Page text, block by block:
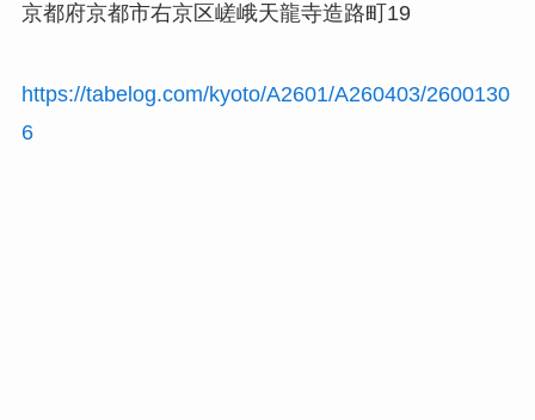
京都府京都市右京区嵯峨天龍寺造路町19
https://tabelog.com/kyoto/A2601/A260403/2600130
6